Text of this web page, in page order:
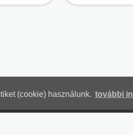
(cookie) használunk. további